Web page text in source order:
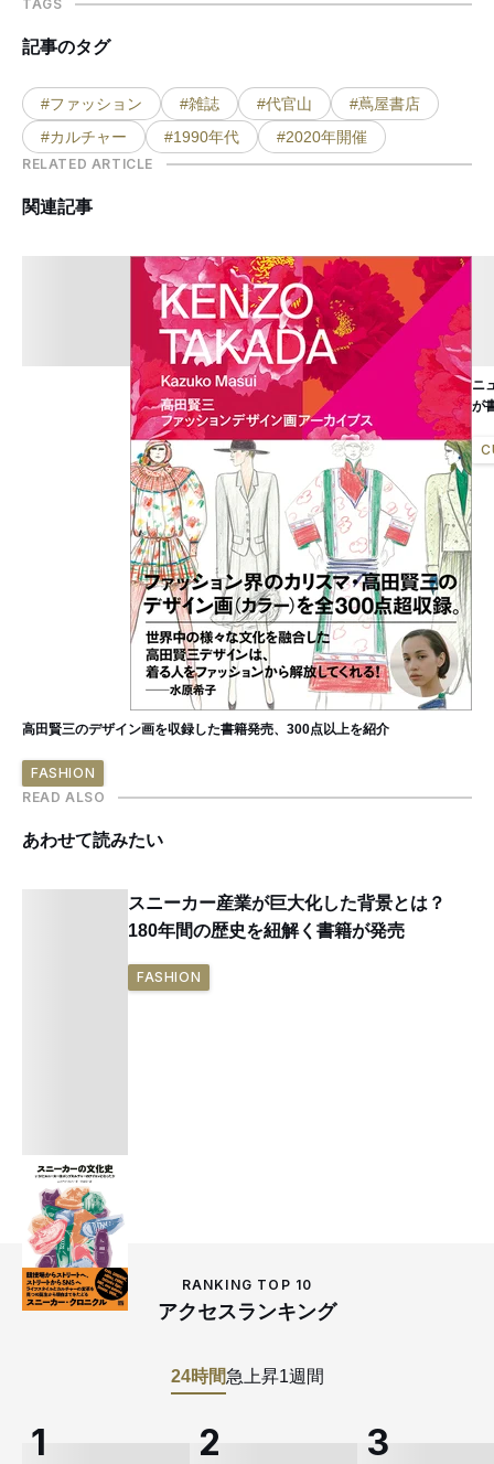
TAGS
記事のタグ
#ファッション #雑誌 #代官山
#蔦屋書店
#カルチャー
#1990年代 #2020年開催
RELATED ARTICLE
関連記事
高田賢三のデザイン画を収録した書籍発売、300点以上を紹介
FASHION
ニ
が
READ ALSO
あわせて読みたい
スニーカー産業が巨大化した背景とは？
180年間の歴史を紐解く書籍が発売
FASHION
RANKING TOP 10
アクセスランキング
24時間急上昇1週間